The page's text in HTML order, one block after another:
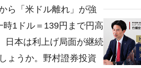
ら「米ドル離れ」が強
1ドル＝139円まで円高
日本は利上げ局面が継続
ょうか。野村證券投資